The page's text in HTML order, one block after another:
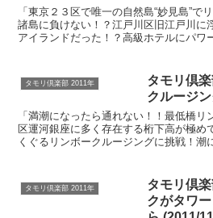
「東京２３区で唯一の自然島“妙見島”で
諸島に負けない！？江戸川区旧江戸川に
アイランドだった！？高級ホテルにパワ
タモリ倶楽部 2011年
タモリ倶
クルージ
「満潮になったら通れない！！最低橋
区運河銀座に多く存在する桁下高が極め
くぐるリンボークルージングに挑戦！潮
タモリ倶楽部 2011年
タモリ倶
クがタワ